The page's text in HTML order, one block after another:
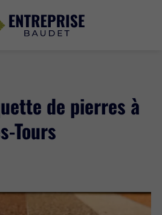
de pierres à
Tours